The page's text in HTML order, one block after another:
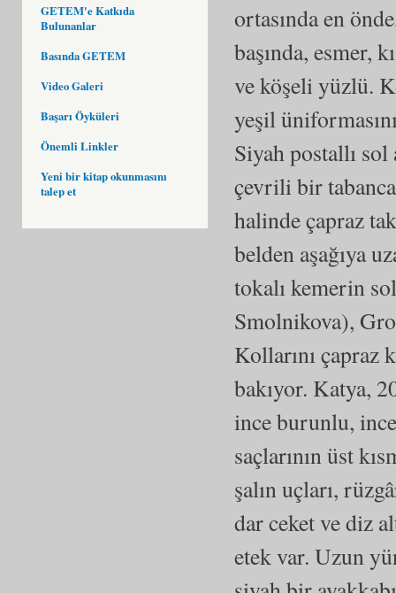
GETEM'e Katkıda
Bulunanlar
Basında GETEM
Video Galeri
Başarı Öyküleri
Önemli Linkler
Yeni bir kitap okunmasını
talep et
ortasında en
başında, esmer,
ve köşeli yüzlü.
yeşil
Siyah postallı
çevrili bir
halinde çapraz
belden aşağıya
tokalı kemerin
Smolnikova),
Kollarını çapraz
bakıyor. Katya,
ince burunlu,
saçlarının üst
şalın uçları,
dar ceket ve diz
etek var. Uzun